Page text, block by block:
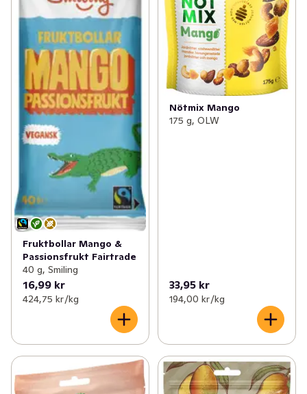
Fruktbollar Mango &
Passionsfrukt Fairtrade
40 g, Smiling
16,99 kr
424,75 kr /kg
Nötmix Mango
175 g, OLW
33,95 kr
194,00 kr /kg